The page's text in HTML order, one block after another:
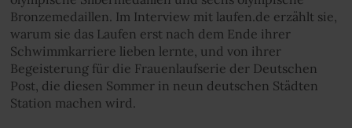
Bronzemedaillen. Im Interview mit laufen.de erzählt sie,
warum sie das Laufen erst nach dem Ende ihrer
Schwimmkarriere lieben lernte, und von ihrer
Begeisterung für die Frauenlaufserie der Deutschen
Post, die diesen Sommer in neun deutschen Städten
Station machen wird.